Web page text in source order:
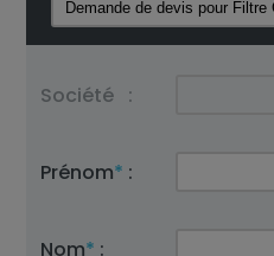
Société :
Prénom* :
Nom* :